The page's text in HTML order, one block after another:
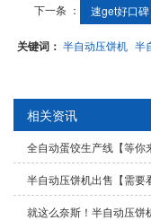
下一条 ： 速get好口
关键词：半自动压饼机 半
相关资讯
全自动蛋饺生产线【等你
半自动压饼机出售【需
就这么奈斯！半自动压饼